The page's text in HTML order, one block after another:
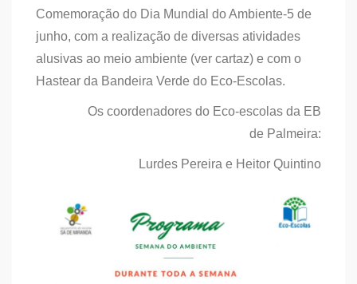
Comemoração do Dia Mundial do Ambiente-5 de
junho, com a realização de diversas atividades
alusivas ao meio ambiente (ver cartaz) e com o
Hastear da Bandeira Verde do Eco-Escolas.
Os coordenadores do Eco-escolas da EB
de Palmeira:
Lurdes Pereira e Heitor Quintino